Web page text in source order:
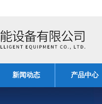
新闻动态 产品中心